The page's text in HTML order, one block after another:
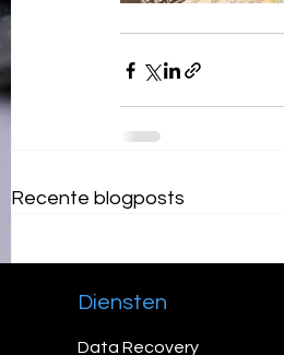
Recente blogposts
Diensten
Data Recovery